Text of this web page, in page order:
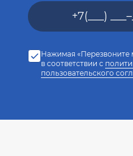
Нажимая «Перезвоните
в соответствии с
пользовательского